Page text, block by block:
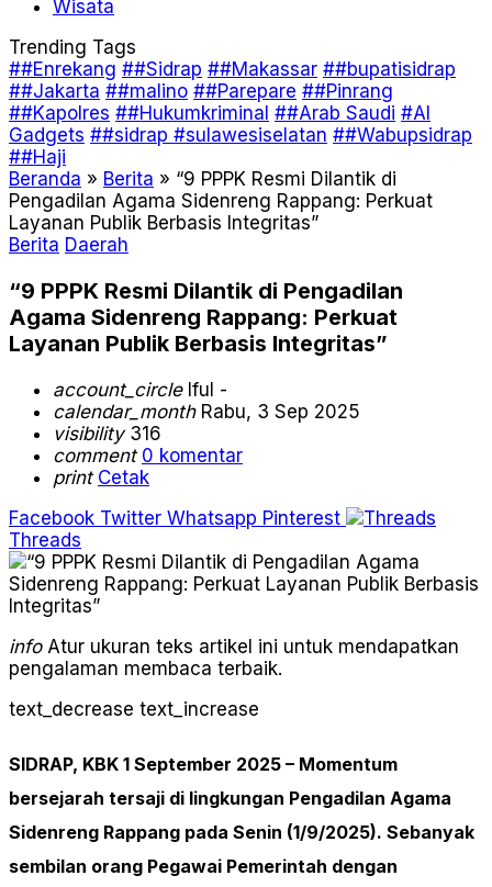
Wisata
Trending Tags
##Enrekang ##Sidrap ##Makassar ##bupatisidrap
##Jakarta ##malino ##Parepare ##Pinrang
##Kapolres ##Hukumkriminal ##Arab Saudi #AI
Gadgets ##sidrap #sulawesiselatan ##Wabupsidrap
##Haji
Beranda » Berita » “9 PPPK Resmi Dilantik di
Pengadilan Agama Sidenreng Rappang: Perkuat
Layanan Publik Berbasis Integritas”
Berita Daerah
“9 PPPK Resmi Dilantik di Pengadilan
Agama Sidenreng Rappang: Perkuat
Layanan Publik Berbasis Integritas”
account_circleIful -
calendar_monthRabu, 3 Sep 2025
visibility316
comment 0 komentar
print Cetak
Facebook Twitter Whatsapp Pinterest
Threads
infoAtur ukuran teks artikel ini untuk mendapatkan
pengalaman membaca terbaik.
text_decrease text_increase
SIDRAP, KBK 1 September 2025 – Momentum
bersejarah tersaji di lingkungan Pengadilan Agama
Sidenreng Rappang pada Senin (1/9/2025). Sebanyak
sembilan orang Pegawai Pemerintah dengan